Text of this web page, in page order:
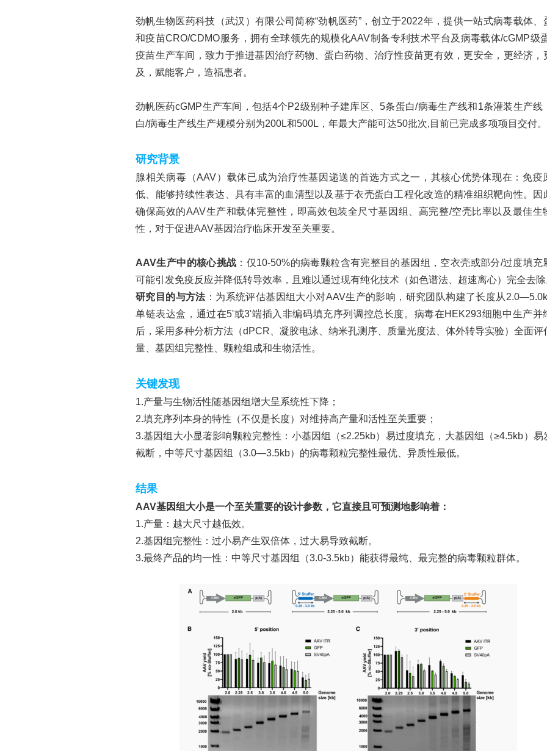
劲帆生物医药科技（武汉）有限公司简称“劲帆医药”，创立于2022年，提供一站式病毒载体、
和疫苗CRO/CDMO服务，拥有全球领先的规模化AAV制备专利技术平台及病毒载体/cGMP级
疫苗生产车间，致力于推进基因治疗药物、蛋白药物、治疗性疫苗更有效，更安全，更经济，
及，赋能客户，造福患者。
劲帆医药cGMP生产车间，包括4个P2级别种子建库区、5条蛋白/病毒生产线和1条灌装生产线
白/病毒生产线生产规模分别为200L和500L，年最大产能可达50批次,目前已完成多项项目交付。
研究背景
腺相关病毒（AAV）载体已成为治疗性基因递送的首选方式之一，其核心优势体现在：免疫
低、能够持续性表达、具有丰富的血清型以及基于衣壳蛋白工程化改造的精准组织靶向性。因
确保高效的AAV生产和载体完整性，即高效包装全尺寸基因组、高完整/空壳比率以及最佳生
性，对于促进AAV基因治疗临床开发至关重要。
AAV生产中的核心挑战 ：仅10-50%的病毒颗粒含有完整目的基因组，空衣壳或部分/过度填充
可能引发免疫反应并降低转导效率，且难以通过现有纯化技术（如色谱法、超速离心）完全去
研究目的与方法：为系统评估基因组大小对AAV生产的影响，研究团队构建了长度从
单链表达盒，通过在5'或3'端插入非编码填充序列调控总长度。病毒在HEK293细胞中生产并
后，采用多种分析方法（dPCR、凝胶电泳、纳米孔测序、质量光度法、体外转导实验）全面评
量、基因组完整性、颗粒组成和生物活性。
关键发现
1.产量与生物活性随基因组增大呈系统性下降；
2.填充序列本身的特性（不仅是长度）对维持高产量和活性至关重要；
3.基因组大小显著影响颗粒完整性：小基因组（≤2.25kb）易过度填充，大基因组（≥4.5kb）易
截断，中等尺寸基因组（3.0—3.5kb）的病毒颗粒完整性最优、异质性最低。
结果
AAV基因组大小是一个至关重要的设计参数，它直接且可预测地影响着：
1.产量：越大尺寸越低效。
2.基因组完整性：过小易产生双倍体，过大易导致截断。
3.最终产品的均一性：中等尺寸基因组（3.0-3.5kb）能获得最纯、最完整的病毒颗粒群体。